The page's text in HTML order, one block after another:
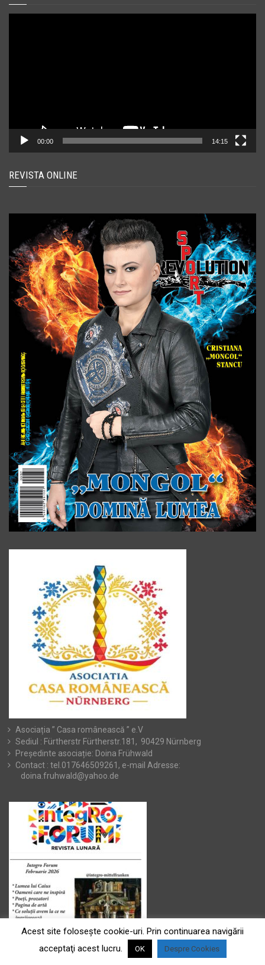
00:00 14:15
REVISTA ONLINE
Asociația ” Casa românească ” e.V
Sediul : Fürtherstr Fürtherstr.181, 90429 Nürnberg
Președinte asociație: Doina Frühwald
Contact : tel.017646509261, e-mail Adresse:
doina.fruhwald@yahoo.de
Acest site foloseşte cookie-uri. Prin continuarea navigării
acceptaţi acest lucru.
OK Despre Cookies